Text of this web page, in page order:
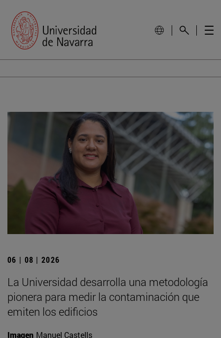
06 | 08 | 2026
La Universidad desarrolla una metodología
pionera para medir la contaminación que
emiten los edificios
Imagen Manuel Castells